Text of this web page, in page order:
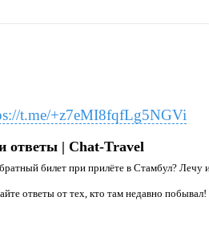
t.me/+z7eMI8fqfLg5NGVi
ответы | Chat-Travel
билет при прилёте в Стамбул? Лечу
ответы от тех, кто там недавно побывал!